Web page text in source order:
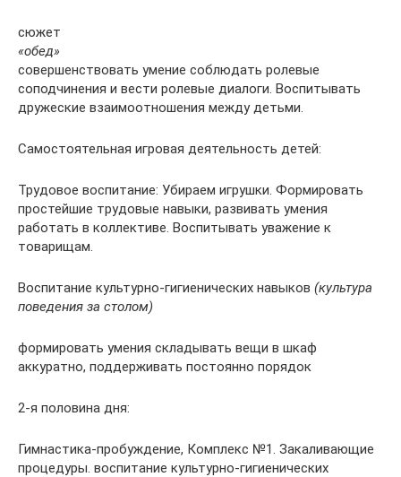
сюжет
«обед»
совершенствовать умение соблюдать ролевые
соподчинения и вести ролевые диалоги. Воспитывать
дружеские взаимоотношения между детьми.
Самостоятельная игровая деятельность детей:
Трудовое воспитание: Убираем игрушки. Формировать
простейшие трудовые навыки, развивать умения
работать в коллективе. Воспитывать уважение к
товарищам.
Воспитание культурно-гигиенических навыков (культура
поведения за столом)
формировать умения складывать вещи в шкаф
аккуратно, поддерживать постоянно порядок
2-я половина дня:
Гимнастика-пробуждение, Комплекс №1. Закаливающие
процедуры. воспитание культурно-гигиенических